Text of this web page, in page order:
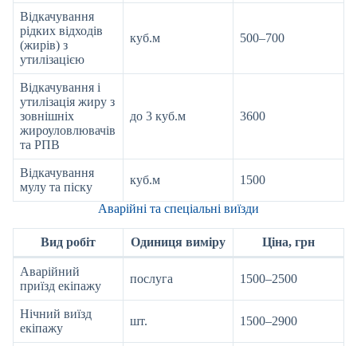
Відкачування
рідких відходів
(жирів) з
утилізацією
куб.м 500–700
Відкачування і
утилізація жиру з
зовнішніх
жироуловлювачів
та РПВ
до 3 куб.м 3600
Відкачування
мулу та піску
куб.м 1500
Аварійні та спеціальні виїзди
Вид робіт Одиниця виміру Ціна, грн
Аварійний
приїзд екіпажу
послуга 1500–2500
Нічний виїзд
екіпажу
шт. 1500–2900